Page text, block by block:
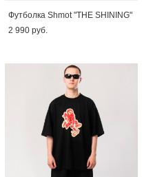
Футболка Shmot "THE SHINING"
2 990 pуб.